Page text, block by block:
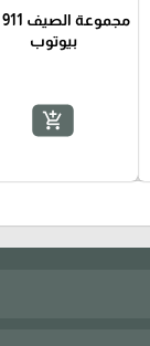
بيوتوب
add_shopping_cart